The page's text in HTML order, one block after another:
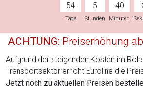
54
Tage
5
Stunden
40
Minuten
ACHTUNG: Preiserhöhung
Aufgrund der steigenden Kosten im
Transportsektor erhöht Euroline die
Jetzt noch zu aktuellen Preisen